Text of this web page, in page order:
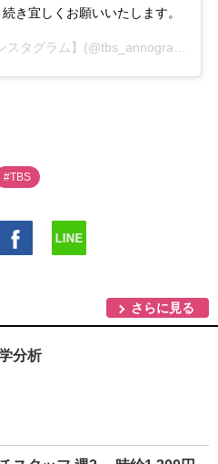
き宜しくお願いいたします。
スタグラム】 (@tbs_annogram)がシェアした投稿 -
#TBS
さらに見る
分析